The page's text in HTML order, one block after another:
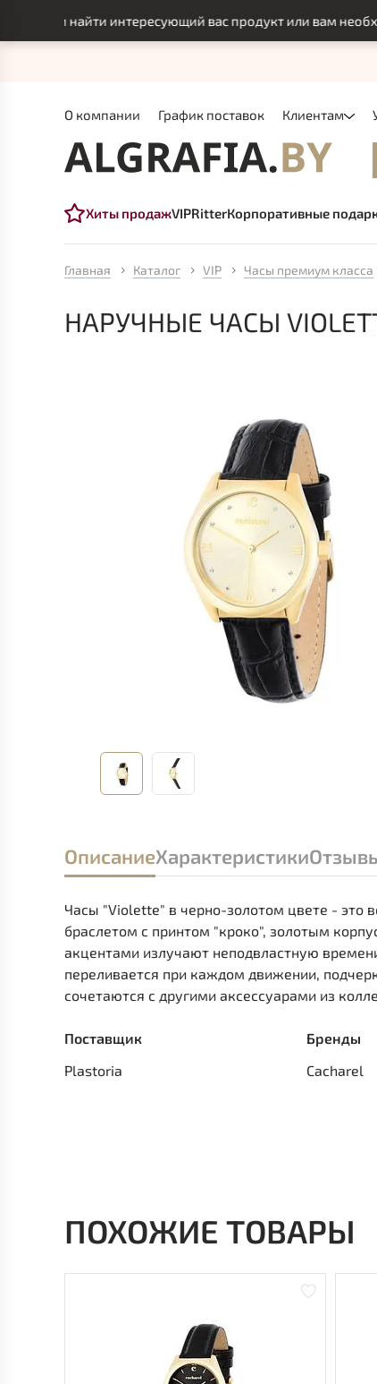
найти интересующий вас продукт или вам
О компании График поставок Клиентам
Хиты продажVIPRitterКорпоративные
Главная Каталог VIP Часы премиум класса
НАРУЧНЫЕ ЧАСЫ
ОписаниеХарактеристики
Часы "Violette" в черно-золотом цвете - это
браслетом с принтом "кроко", золотым
акцентами излучают неподвластную
переливается при каждом движении,
сочетаются с другими аксессуарами из
Поставщик
Plastoria
Бренды
Cacharel
ПОХОЖИЕ ТОВАРЫ